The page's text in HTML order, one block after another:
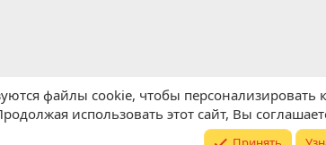
файлы cookie, чтобы персонализировать
использовать этот сайт, Вы